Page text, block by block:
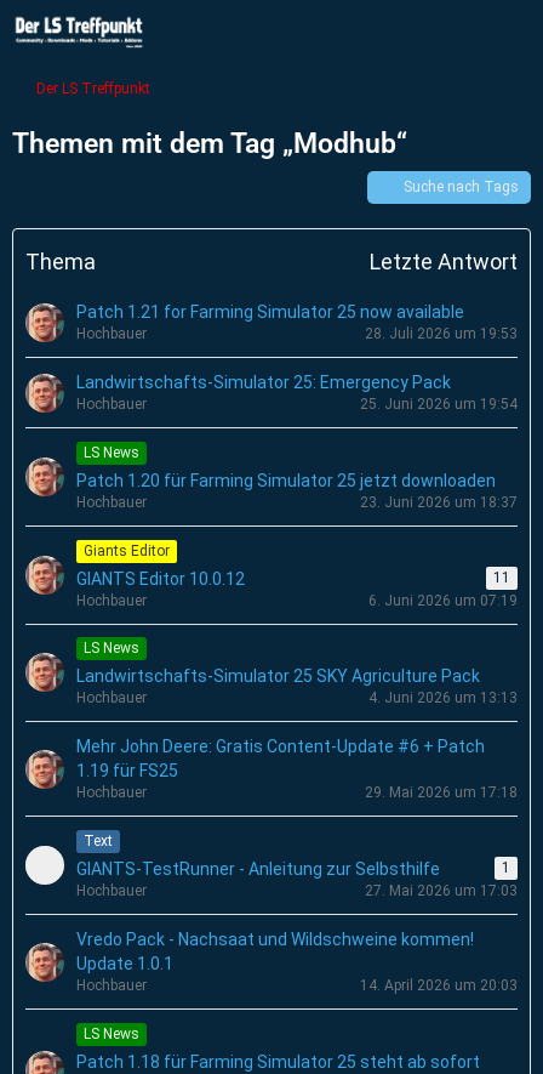
Der LS Treffpunkt
Themen mit dem Tag „Modhub“
Suche nach Tags
Thema Letzte Antwort
Patch 1.21 for Farming Simulator 25 now available
Hochbauer 28. Juli 2026 um 19:53
Landwirtschafts-Simulator 25: Emergency Pack
Hochbauer 25. Juni 2026 um 19:54
LS News
Patch 1.20 für Farming Simulator 25 jetzt downloaden
Hochbauer 23. Juni 2026 um 18:37
Giants Editor
GIANTS Editor 10.0.12
11
Hochbauer
6. Juni 2026 um 07:19
LS News
Landwirtschafts-Simulator 25 SKY Agriculture Pack
Hochbauer 4. Juni 2026 um 13:13
Mehr John Deere: Gratis Content-Update #6 + Patch
1.19 für FS25
Hochbauer 29. Mai 2026 um 17:18
Text
GIANTS-TestRunner - Anleitung zur Selbsthilfe
1
Hochbauer
27. Mai 2026 um 17:03
Vredo Pack - Nachsaat und Wildschweine kommen!
Update 1.0.1
Hochbauer 14. April 2026 um 20:03
LS News
Patch 1.18 für Farming Simulator 25 steht ab sofort